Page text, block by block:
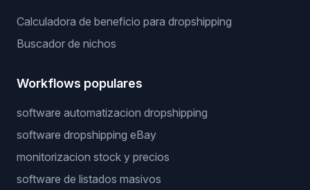
Calculadora de beneficio para dropshipping
Buscador de nichos
Workflows populares
software automatizacion dropshipping
software dropshipping eBay
monitorizacion stock y precios
software de listados masivos